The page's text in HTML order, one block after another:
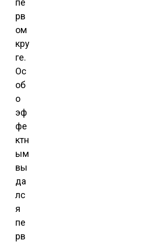
пе
рв
ом
кру
ге.
Ос
об
о
эф
фе
ктн
ым
вы
да
лс
я
пе
рв